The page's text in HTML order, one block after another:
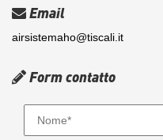
Email
airsistemaho@tiscali.it
Form contatto